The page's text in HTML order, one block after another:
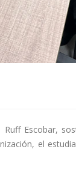
Ruff Escobar,
el